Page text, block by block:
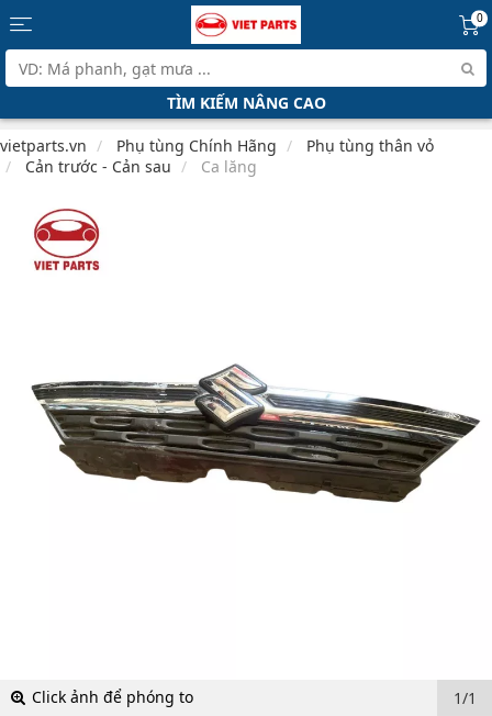
0
TÌM KIẾM NÂNG CAO
vietparts.vn Phụ tùng Chính Hãng
Phụ tùng thân vỏ
Cản trước - Cản sau
Ca lăng
Click ảnh để phóng to 1/1